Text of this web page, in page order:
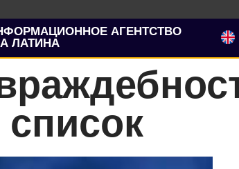
АГЕНТСТВО
ЛАТИНА